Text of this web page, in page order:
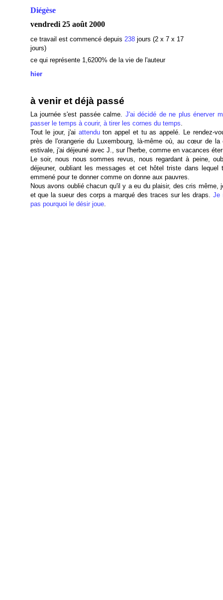
Diégèse
vendredi 25 août 2000
ce travail est commencé depuis 238jours (2 x 7 x 17
jours)
ce qui représente 1,6200% de la vie de l'auteur
hier
à venir et déjà passé
La journée s'est passée calme. J'ai décidé de ne plus énerver
passer le temps à courir, à tirer les cornes du temps.
Tout le jour, j'ai attenduton appel et tu as appelé. Le rendez-
près de l'orangerie du Luxembourg, là-même où, au cœur de la
estivale, j'ai déjeuné avec J., sur l'herbe, comme en vacances
Le soir, nous nous sommes revus, nous regardant à peine,
déjeuner, oubliant les messages et cet hôtel triste dans lequel
emmené pour te donner comme on donne aux pauvres.
Nous avons oublié chacun qu'il y a eu du plaisir, des cris même,
et que la sueur des corps a marqué des traces sur les draps. Je
pas pourquoi le désir joue.